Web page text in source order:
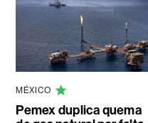
MÉXICO
Pemex duplica quema